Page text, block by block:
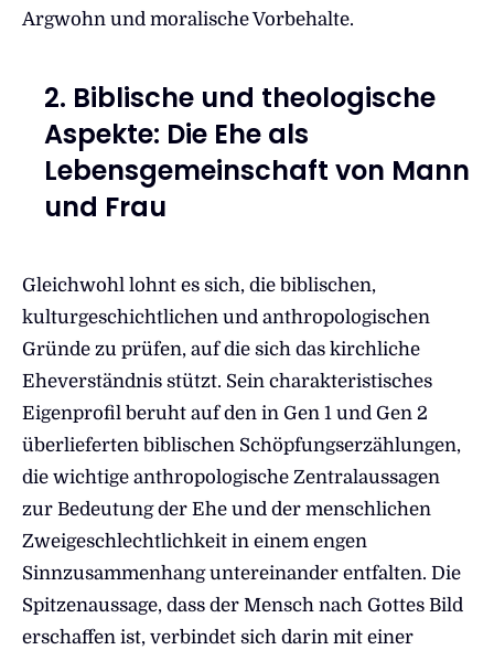
Argwohn und moralische Vorbehalte.
2. Biblische und theologische
Aspekte: Die Ehe als
Lebensgemeinschaft von Mann
und Frau
Gleichwohl lohnt es sich, die biblischen,
kulturgeschichtlichen und anthropologischen
Gründe zu prüfen, auf die sich das kirchliche
Eheverständnis stützt. Sein charakteristisches
Eigenprofil beruht auf den in Gen 1 und Gen 2
überlieferten biblischen Schöpfungserzählungen,
die wichtige anthropologische Zentralaussagen
zur Bedeutung der Ehe und der menschlichen
Zweigeschlechtlichkeit in einem engen
Sinnzusammenhang untereinander entfalten. Die
Spitzenaussage, dass der Mensch nach Gottes Bild
erschaffen ist, verbindet sich darin mit einer